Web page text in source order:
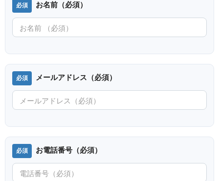
お名前（必須）
メールアドレス（必須）
お電話番号（必須）